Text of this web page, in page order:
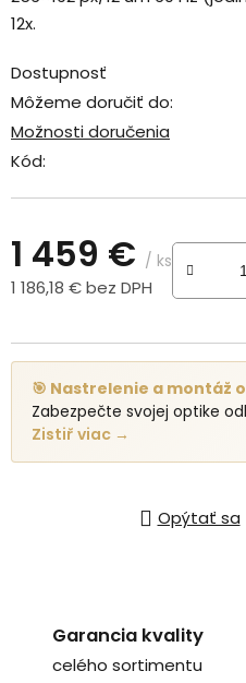
12x.
Dostupnosť
Môžeme doručiť do:
Možnosti doručenia
Kód:
1 459 € / ks
1 186,18 € bez DPH
🎯 Nastrelenie a montáž
Zabezpečte svojej optike
Zistiř viac →
Opýtať sa
Garancia kvality
celého sortimentu